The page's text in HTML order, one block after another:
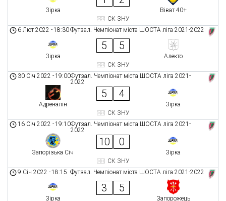
Зірка
Віват 40+
СК ЗНУ
Футзал. Чемпіонат міста ШОСТА ліга 2021-2022
6 Лют 2022 -18:30
Зірка
5 5
Алекто
СК ЗНУ
Футзал. Чемпіонат міста ШОСТА ліга 2021-
2022
30 Січ 2022 -19:00
Адреналін
5 4
Зірка
СК ЗНУ
Футзал. Чемпіонат міста ШОСТА ліга 2021-
2022
16 Січ 2022 -19:10
Запорізька Січ
10 0
Зірка
СК ЗНУ
Футзал. Чемпіонат міста ШОСТА ліга 2021-2022
9 Січ 2022 -18:15
Зірка
3 5
Запорожець